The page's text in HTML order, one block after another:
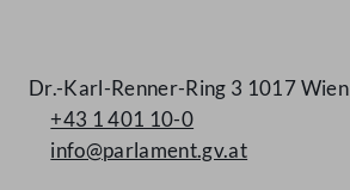
Dr.-Karl-Renner-Ring 3 1017 Wien
+43 1 401 10-0
info@parlament.gv.at